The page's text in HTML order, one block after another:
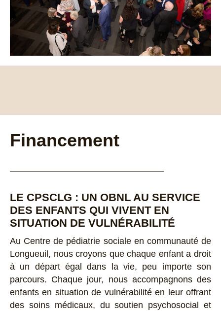
Financement
LE CPSCLG : UN OBNL AU SERVICE
DES ENFANTS QUI VIVENT EN
SITUATION DE VULNÉRABILITÉ
Au Centre de pédiatrie sociale en communauté de
Longueuil, nous croyons que chaque enfant a droit
à un départ égal dans la vie, peu importe son
parcours. Chaque jour, nous accompagnons des
enfants en situation de vulnérabilité en leur offrant
des soins médicaux, du soutien psychosocial et